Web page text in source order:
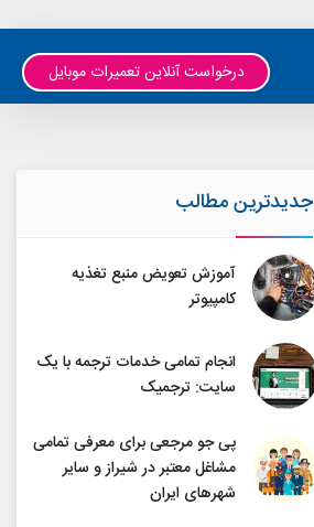
درخواست آنلاین تعمیرات موبایل
جدیدترین مطالب
آموزش تعویض منبع تغذیه
کامپیوتر
انجام تمامی خدمات ترجمه با یک
سایت: ترجمیک
پی جو مرجعی برای معرفی تمامی
مشاغل معتبر در شیراز و سایر
شهرهای ایران